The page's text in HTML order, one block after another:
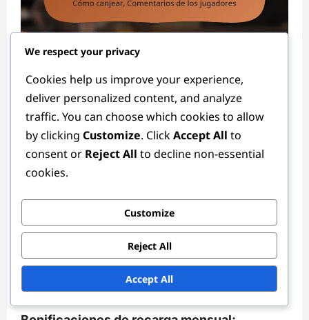
Códigos de regalo
Nuevos códigos de regalo: Adiciones
recientes, Cómo canjear, Comentarios de
los jugadores
Lila Montgomery 3 months ago 0
Premios por Hitos del Evento
We respect your privacy
Cookies help us improve your experience,
deliver personalized content, and analyze
traffic. You can choose which cookies to allow
by clicking Customize. ClickAccept All to
consent or Reject All to decline non-essential
cookies.
Customize
Reject All
Accept All